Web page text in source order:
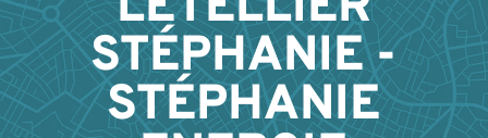
STÉPHANIE -
STÉPHANIE